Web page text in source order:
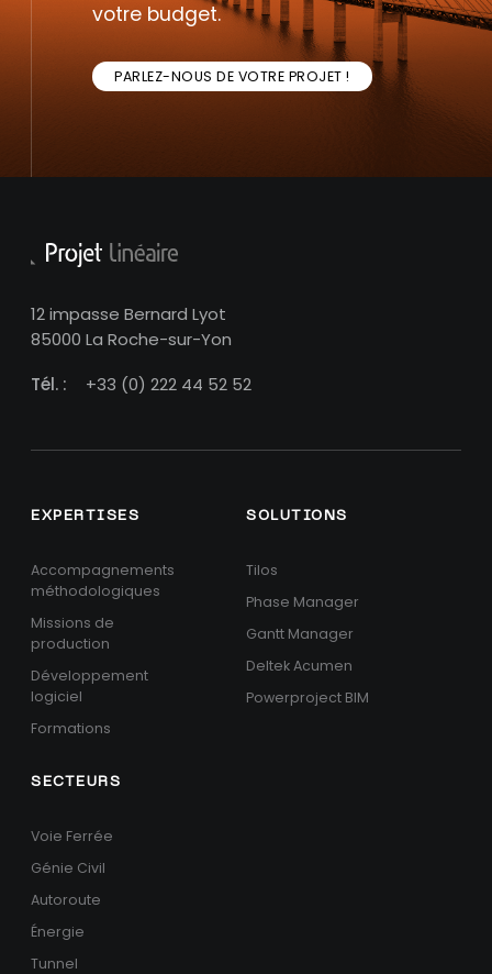
votre budget.
PARLEZ-NOUS DE VOTRE PROJET !
12 impasse Bernard Lyot
85000 La Roche-sur-Yon
Tél. :
+33 (0) 222 44 52 52
EXPERTISES
Accompagnements
méthodologiques
Missions de
production
Développement
logiciel
Formations
SOLUTIONS
Tilos
Phase Manager
Gantt Manager
Deltek Acumen
Powerproject BIM
SECTEURS
Voie Ferrée
Génie Civil
Autoroute
Énergie
Tunnel